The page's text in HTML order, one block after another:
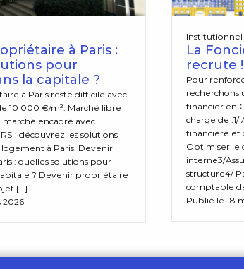
à Paris :
pour
la capitale ?
à Paris reste difficile avec
10 000 €/m². Marché libre
marché encadré avec
: découvrez les solutions
à Paris. Devenir
: quelles solutions pour
? Devenir propriétaire
[…]
2026
La
recrute !
Institutionnel
Pour
recherchons
financier en
charge de :1/
financière et
Optimiser le
interne3/
structure4/
comptable
Publié le 18